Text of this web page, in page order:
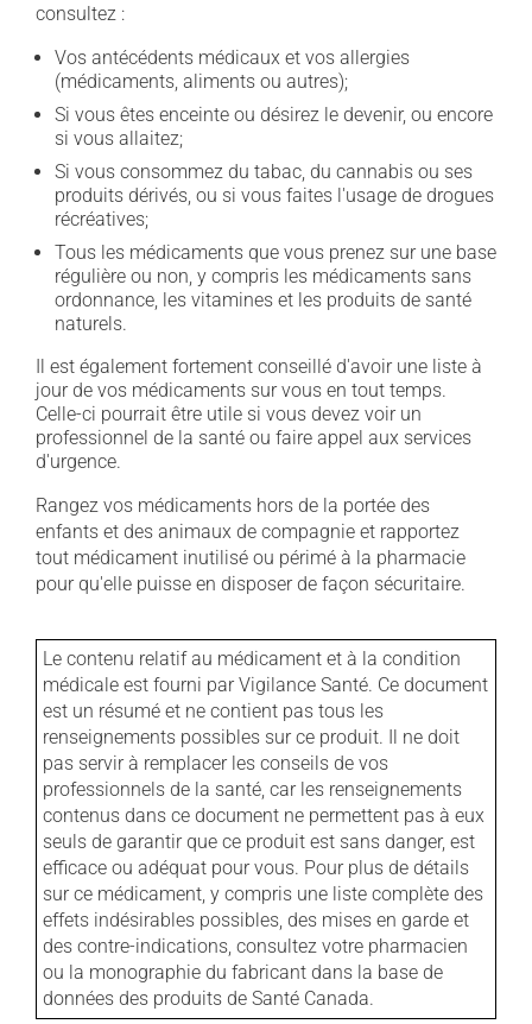
consultez :
Vos antécédents médicaux et vos allergies
(médicaments, aliments ou autres);
Si vous êtes enceinte ou désirez le devenir, ou encore
si vous allaitez;
Si vous consommez du tabac, du cannabis ou ses
produits dérivés, ou si vous faites l'usage de drogues
récréatives;
Tous les médicaments que vous prenez sur une base
régulière ou non, y compris les médicaments sans
ordonnance, les vitamines et les produits de santé
naturels.
Il est également fortement conseillé d'avoir une liste à
jour de vos médicaments sur vous en tout temps.
Celle-ci pourrait être utile si vous devez voir un
professionnel de la santé ou faire appel aux services
d'urgence.
Rangez vos médicaments hors de la portée des
enfants et des animaux de compagnie et rapportez
tout médicament inutilisé ou périmé à la pharmacie
pour qu'elle puisse en disposer de façon sécuritaire.
Le contenu relatif au médicament et à la condition
médicale est fourni par Vigilance Santé. Ce document
est un résumé et ne contient pas tous les
renseignements possibles sur ce produit. Il ne doit
pas servir à remplacer les conseils de vos
professionnels de la santé, car les renseignements
contenus dans ce document ne permettent pas à eux
seuls de garantir que ce produit est sans danger, est
efficace ou adéquat pour vous. Pour plus de détails
sur ce médicament, y compris une liste complète des
effets indésirables possibles, des mises en garde et
des contre-indications, consultez votre pharmacien
ou la monographie du fabricant dans la base de
données des produits de Santé Canada.